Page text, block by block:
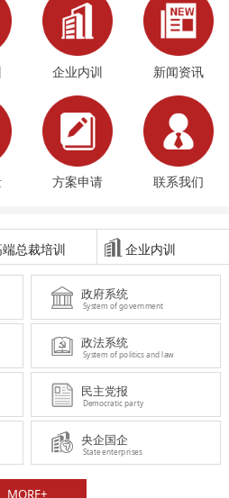
企业内训 新闻资讯
方案申请 联系我们
总裁培训 企业内训
政府系统
System of government
政法系统
System of politics and law
民主党报
Democratic party
央企国企
State enterprises
MORE+